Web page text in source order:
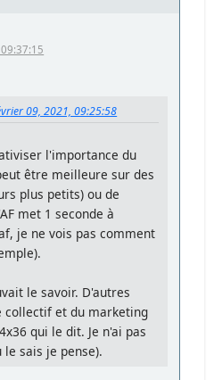
09, 2021, 09:25:58
l'importance du
être meilleure sur des
plus petits) ou de
met 1 seconde à
je ne vois pas comment
le savoir. D'autres
et du marketing
qui le dit. Je n'ai pas
sais je pense).